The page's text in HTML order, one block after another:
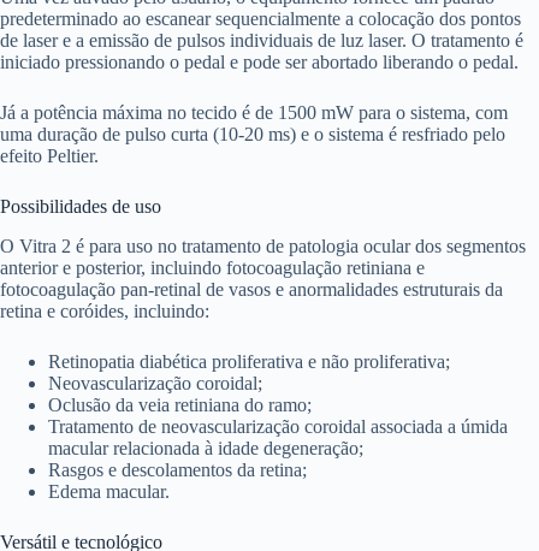
predeterminado ao escanear sequencialmente a colocação dos pontos
de laser e a emissão de pulsos individuais de luz laser. O tratamento é
iniciado pressionando o pedal e pode ser abortado liberando o pedal.
Já a potência máxima no tecido é de 1500 mW para o sistema, com
uma duração de pulso curta (10-20 ms) e o sistema é resfriado pelo
efeito Peltier.
Possibilidades de uso
O Vitra 2 é para uso no tratamento de patologia ocular dos segmentos
anterior e posterior, incluindo fotocoagulação retiniana e
fotocoagulação pan-retinal de vasos e anormalidades estruturais da
retina e coróides, incluindo:
Retinopatia diabética proliferativa e não proliferativa;
Neovascularização coroidal;
Oclusão da veia retiniana do ramo;
Tratamento de neovascularização coroidal associada a úmida
macular relacionada à idade degeneração;
Rasgos e descolamentos da retina;
Edema macular.
Versátil e tecnológico